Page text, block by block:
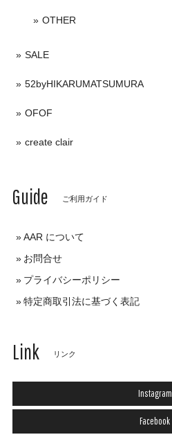
OTHER
SALE
52byHIKARUMATSUMURA
OFOF
create clair
Guide ご利用ガイド
AAR について
お問合せ
プライバシーポリシー
特定商取引法に基づく表記
Link リンク
Instagram
Facebook